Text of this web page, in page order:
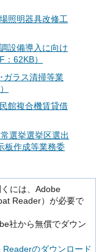
照明器具改修工
設備導入に向け
62KB）
ガラス清掃等業
館複合機賃貸借
選挙選挙区選出
板作成等業務委
には、Adobe
Reader）が必要で
社から無償でダウン
Readerのダウンロード